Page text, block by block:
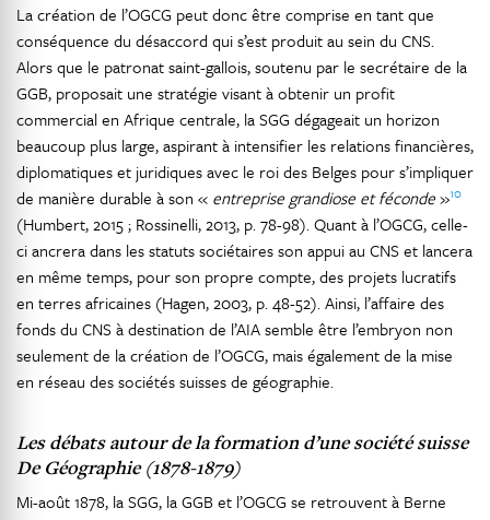
La création de l’OGCG peut donc être comprise en tant que
conséquence du désaccord qui s’est produit au sein du CNS.
Alors que le patronat saint-gallois, soutenu par le secrétaire de la
GGB, proposait une stratégie visant à obtenir un profit
commercial en Afrique centrale, la SGG dégageait un horizon
beaucoup plus large, aspirant à intensifier les relations financières,
diplomatiques et juridiques avec le roi des Belges pour s’impliquer
de manière durable à son « entreprise grandiose et féconde»10
(Humbert, 2015 ; Rossinelli, 2013, p. 78-98). Quant à l’OGCG, celle-
ci ancrera dans les statuts sociétaires son appui au CNS et lancera
en même temps, pour son propre compte, des projets lucratifs
en terres africaines (Hagen, 2003, p. 48-52). Ainsi, l’affaire des
fonds du CNS à destination de l’AIA semble être l’embryon non
seulement de la création de l’OGCG, mais également de la mise
en réseau des sociétés suisses de géographie.
Les débats autour de la formation d’une société suisse
De Géographie (1878-1879)
Mi-août 1878, la SGG, la GGB et l’OGCG se retrouvent à Berne